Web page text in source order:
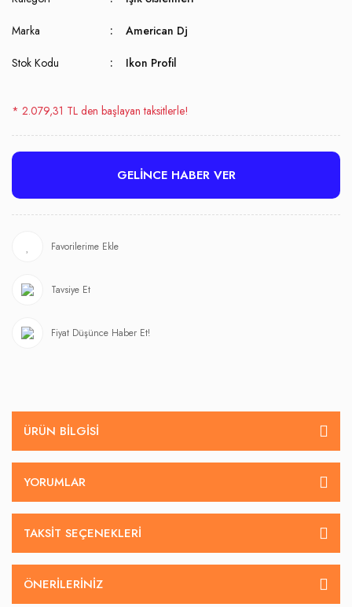
Marka American Dj
Stok Kodu Ikon Profil
* 2.079,31 TL den başlayan taksitlerle!
GELİNCE HABER VER
Tavsiye Et
Fiyat Düşünce Haber Et!
ÜRÜN BILGISI
YORUMLAR
TAKSIT SEÇENEKLERI
ÖNERILERINIZ